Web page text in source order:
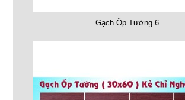
Gạch Ốp Tường 6